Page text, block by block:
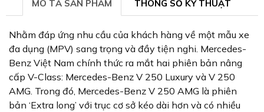
MÔ TẢ SẢN PHẨM THÔNG SỐ KỸ THUẬT
Nhằm đáp ứng nhu cầu của khách hàng về một mẫu xe
đa dụng (MPV) sang trọng và đầy tiện nghi. Mercedes-
Benz Việt Nam chính thức ra mắt hai phiên bản nâng
cấp V-Class: Mercedes-Benz V 250 Luxury và V 250
AMG. Trong đó, Mercedes-Benz V 250 AMG là phiên
bản ‘Extra long’ với trục cơ sở kéo dài hơn và có nhiều